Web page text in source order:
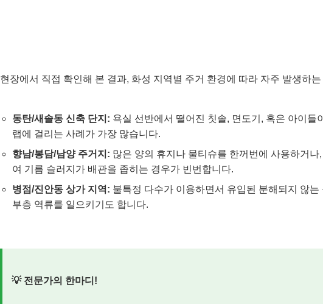
현장에서 직접 확인해 본 결과, 화성 지역별 주거 환경에 따라 자주 발생하
동탄/새솔동 신축 단지: 욕실 선반에서 떨어진 칫솔, 면도기, 혹은 아이들
랩에 걸리는 사례가 가장 많습니다.
향남/봉담/남양 주거지: 많은 양의 휴지나 물티슈를 한꺼번에 사용하거
여 기름 슬러지가 배관을 좁히는 경우가 빈번합니다.
병점/진안동 상가 지역: 불특정 다수가 이용하면서 유입된 분해되지 않
부층 역류를 일으키기도 합니다.
💡 전문가의 한마디!